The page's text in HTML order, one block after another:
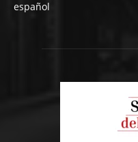
español